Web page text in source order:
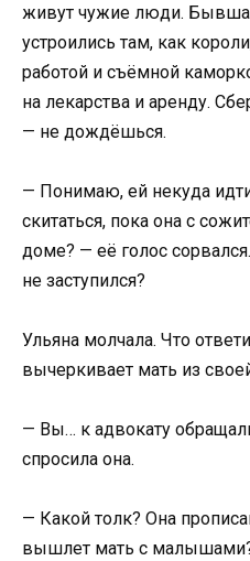
живут чужие люди.
устроились там, как
работой и съёмной
на лекарства и аренду.
— не дождёшься.
— Понимаю, ей некуда
скитаться, пока она с
доме? — её голос
не заступился?
Ульяна молчала. Что
вычеркивает мать из
— Вы… к адвокату
спросила она.
— Какой толк? Она
вышлет мать с